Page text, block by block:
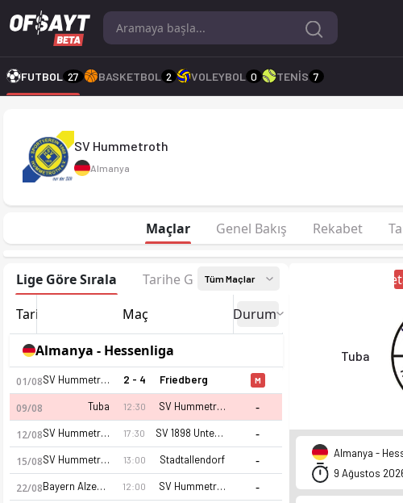
SV Hummetroth 26-27 sezonu | Hessenliga'de 15. sırada, 0 puan.
FUTBOL 27 BASKETBOL 2 VOLEYBOL 0 TENİS 7
SV Hummetroth
Almanya
Maçlar Genel Bakış Rekabet
Lige Göre Sırala Tarihe Göre Sırala
Tüm Maçlar
Tarih Maç Durum
Almanya - Hessenliga
01/08 SV Hummetroth 2 - 4 Friedberg M
09/08 Tuba 12:30 SV Hummetroth -
12/08 SV Hummetroth 17:30 SV 1898 Unter Flockenbach -
15/08 SV Hummetroth 13:00 Stadtallendorf -
22/08 Bayern Alzenau 12:00 SV Hummetroth -
Tuba
Almanya -
9 Ağustos